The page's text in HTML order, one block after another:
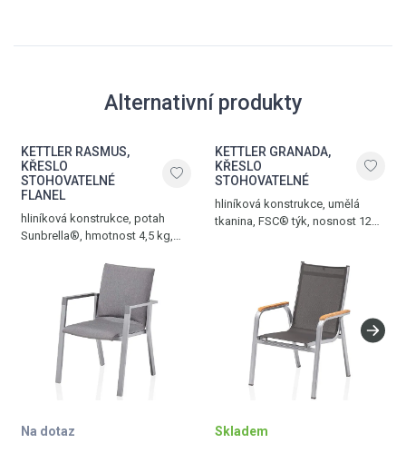
Alternativní produkty
KETTLER RASMUS,
KŘESLO
STOHOVATELNÉ
FLANEL
hliníková konstrukce, potah
Sunbrella®, hmotnost 4,5 kg,
Na dotaz
KETTLER GRANADA,
KŘESLO
STOHOVATELNÉ
hliníková konstrukce, umělá
tkanina, FSC® týk, nosnost 120
Skladem